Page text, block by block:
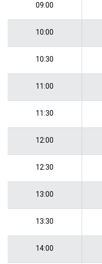
09:00
10:00
10:30
11:00
11:30
12:00
12:30
13:00
13:30
14:00